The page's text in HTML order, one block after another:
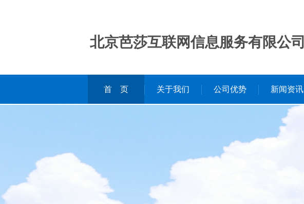
北京芭莎互联网信息服务有限公司
首 页 关于我们 公司优势 新闻资讯